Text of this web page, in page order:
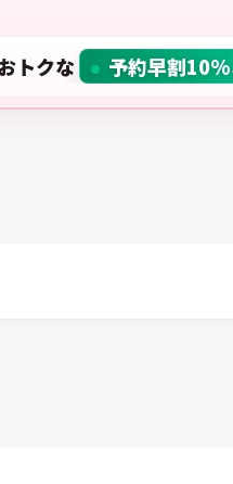
トクな 予約早割